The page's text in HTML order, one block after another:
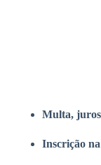
Multa,
Inscrição